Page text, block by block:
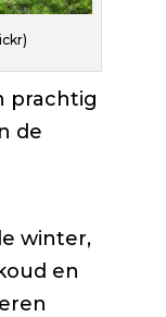
prachtig
de
winter,
en